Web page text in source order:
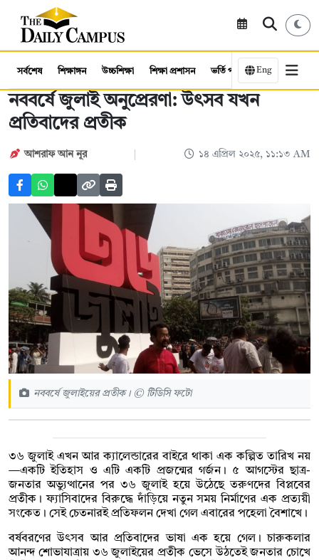
সর্বশেষ শিক্ষাঙ্গন উচ্চশিক্ষা শিক্ষা প্রশাসন ভর্তি পরীক্ষা কর্মসংস্থান
Eng
নববর্ষে জুলাই অনুপ্রেরণা: উৎসব যখন
প্রতিবাদের প্রতীক
আশরাফ আন নূর ১৪ এপ্রিল ২০২৫, ১১:১৩ AM
নববর্ষে জুলাইয়ের প্রতীক। © টিডিসি ফটো
৩৬ জুলাই এখন আর ক্যালেন্ডারের বাইরে থাকা এক কল্পিত তারিখ নয়
—একটি ইতিহাস ও এটি একটি প্রজন্মের গর্জন। ৫ আগস্টের ছাত্র-
জনতার অভ্যুত্থানের পর ৩৬ জুলাই হয়ে উঠেছে তরুণদের বিপ্লবের
প্রতীক। ফ্যাসিবাদের বিরুদ্ধে দাঁড়িয়ে নতুন সময় নির্মাণের এক প্রত্যয়ী
সংকেত। সেই চেতনারই প্রতিফলন দেখা গেল এবারের পহেলা বৈশাখে।
বর্ষবরণের উৎসব আর প্রতিবাদের ভাষা এক হয়ে গেল। চারুকলার
আনন্দ শোভাযাত্রায় ৩৬ জুলাইয়ের প্রতীক ভেসে উঠতেই জনতার চোখে